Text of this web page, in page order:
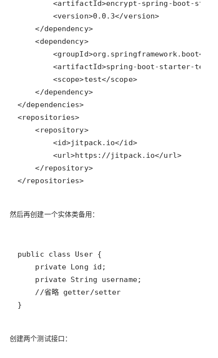
    </dependency>
    <dependency>
        <scope>test</scope>
    </dependency>
    <repository>
        <id>jitpack.io</id>
        <url>https://jitpack.io</url>
    </repository>
</repositories>
然后再创建一个实体类备用：
}
创建两个测试接口：